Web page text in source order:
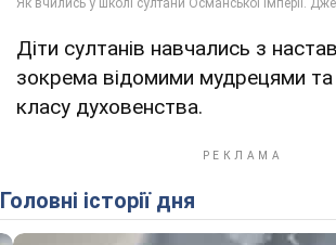
Діти султанів навчались з
зокрема відомими мудрецями та
класу духовенства.
Головні історії дня